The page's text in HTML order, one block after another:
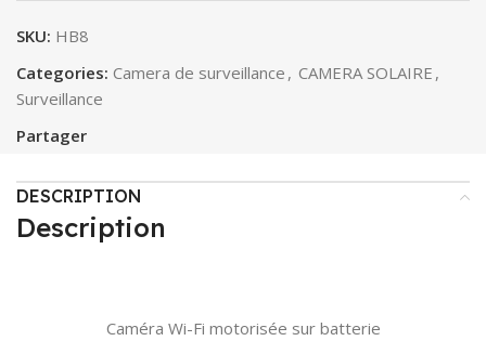
SKU: HB8
Categories: Camera de surveillance , CAMERA SOLAIRE ,
Surveillance
Partager
DESCRIPTION
Description
Caméra Wi-Fi motorisée sur batterie